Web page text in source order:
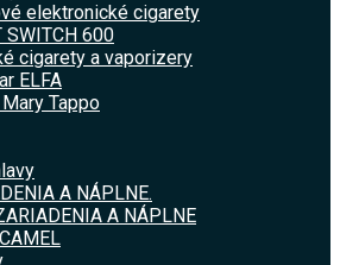
elektronické cigarety
SWITCH 600
cigarety a vaporizery
ELFA
Tappo
A NÁPLNE.
A NÁPLNE